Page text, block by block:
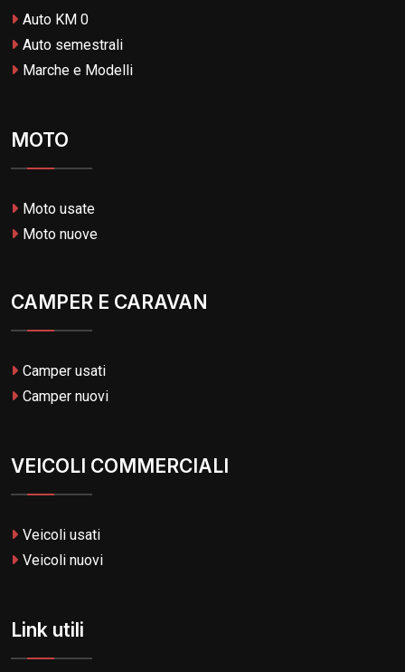
Auto KM 0
Auto semestrali
Marche e Modelli
MOTO
Moto usate
Moto nuove
CAMPER E CARAVAN
Camper usati
Camper nuovi
VEICOLI COMMERCIALI
Veicoli usati
Veicoli nuovi
Link utili